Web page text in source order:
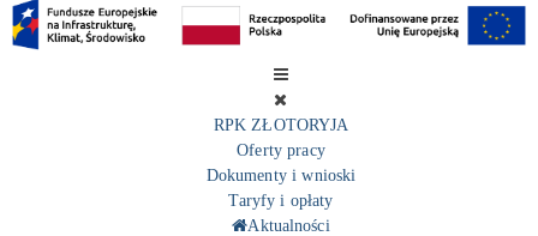
RPK ZŁOTORYJA
Oferty pracy
Dokumenty i wnioski
Taryfy i opłaty
Aktualności